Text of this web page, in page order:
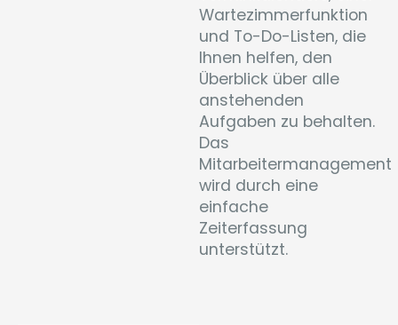
Wartezimmerfunktion
und To-Do-Listen, die
Ihnen helfen, den
Überblick über alle
anstehenden
Aufgaben zu behalten.
Das
Mitarbeitermanagement
wird durch eine
einfache
Zeiterfassung
unterstützt.